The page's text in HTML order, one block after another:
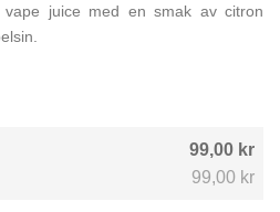
juice med en smak av citron
99,00 kr
99,00 kr